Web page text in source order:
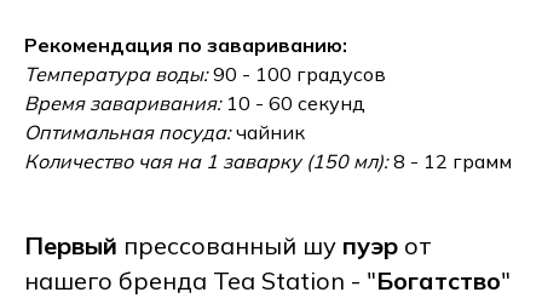
Рекомендация по завариванию:
Температура воды:90 - 100 градусов
Время заваривания:10 - 60 секунд
Оптимальная посуда:чайник
Количество чая на 1 заварку (150 мл):8 - 12 грамм
Первый прессованный шу пуэр от
нашего бренда Tea Station - "Богатство"